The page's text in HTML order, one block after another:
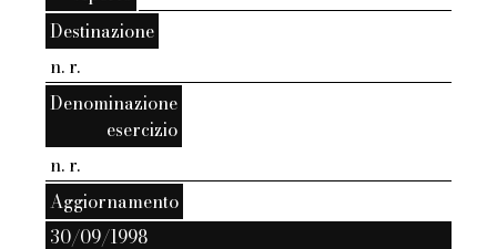
Destinazione
n. r.
Denominazione
esercizio
n. r.
Aggiornamento
30/09/1998